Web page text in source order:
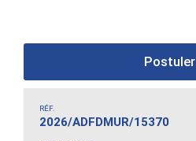
Postuler
RÉF.
2026/ADFDMUR/15370